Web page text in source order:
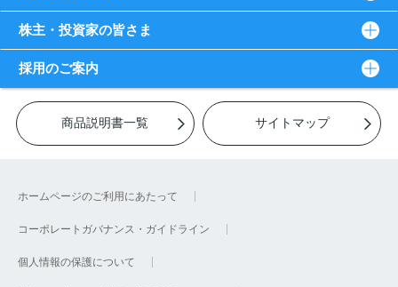
株主・投資家の皆さま
採用のご案内
商品説明書一覧 サイトマップ
ホームページのご利用にあたって
コーポレートガバナンス・ガイドライン
個人情報の保護について